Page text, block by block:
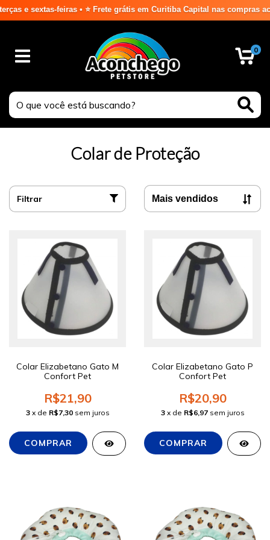
feiras • ⭐ Frete grátis em Curitiba Capital nas compras acima de
0
Colar de Proteção
Filtrar
Colar Elizabetano Gato M
Confort Pet
R$21,90
3 x de R$7,30 sem juros
Colar Elizabetano Gato P
Confort Pet
R$20,90
3 x de R$6,97 sem juros